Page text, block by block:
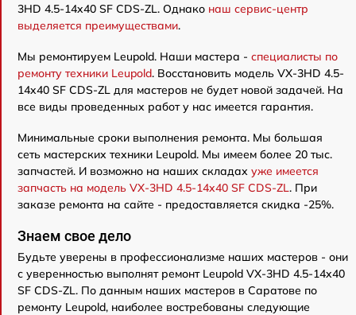
3HD 4.5-14x40 SF CDS-ZL. Однако наш сервис-центр
выделяется преимуществами.
Мы ремонтируем Leupold. Наши мастера - специалисты по
ремонту техники Leupold. Восстановить модель VX-3HD 4.5-
14x40 SF CDS-ZL для мастеров не будет новой задачей. На
все виды проведенных работ у нас имеется гарантия.
Минимальные сроки выполнения ремонта. Мы большая
сеть мастерских техники Leupold. Мы имеем более 20 тыс.
запчастей. И возможно на наших складах уже имеется
запчасть на модель VX-3HD 4.5-14x40 SF CDS-ZL. При
заказе ремонта на сайте - предоставляется скидка -25%.
Знаем свое дело
Будьте уверены в профессионализме наших мастеров - они
с уверенностью выполнят ремонт Leupold VX-3HD 4.5-14x40
SF CDS-ZL. По данным наших мастеров в Саратове по
ремонту Leupold, наиболее востребованы следующие